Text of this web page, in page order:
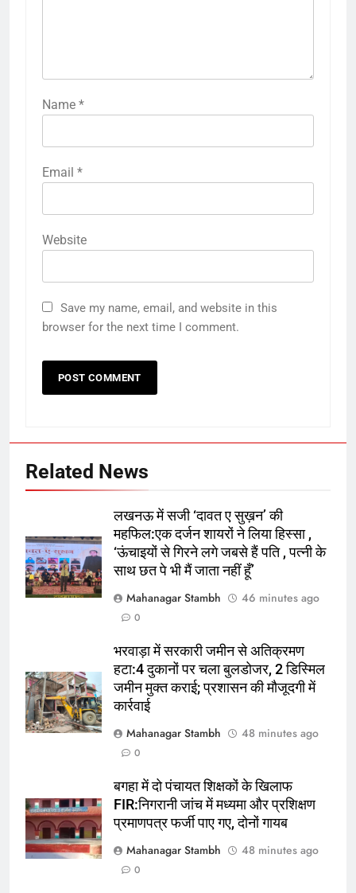
Name *
Email *
Website
Save my name, email, and website in this
browser for the next time I comment.
Related News
लखनऊ में सजी ‘दावत ए सुख़न’ की
महफिल:एक दर्जन शायरों ने लिया हिस्सा ,
‘ऊंचाइयों से गिरने लगे जबसे हैं पति , पत्नी के
साथ छत पे भी मैं जाता नहीं हूँ’
Mahanagar Stambh
46 minutes ago
0
भरवाड़ा में सरकारी जमीन से अतिक्रमण
हटा:4 दुकानों पर चला बुलडोजर, 2 डिस्मिल
जमीन मुक्त कराई; प्रशासन की मौजूदगी में
कार्रवाई
Mahanagar Stambh
48 minutes ago
0
बगहा में दो पंचायत शिक्षकों के खिलाफ
FIR:निगरानी जांच में मध्यमा और प्रशिक्षण
प्रमाणपत्र फर्जी पाए गए, दोनों गायब
Mahanagar Stambh
48 minutes ago
0
बिहिया ROB बंद, ग्रामीण सड़कों पर भारी
वाहनों का परिचालन:स्थानीय लोगों ने
आवागमन पर रोक लगाने की मांग की
पूर्व राज्य
मिला:लोगों ने पानी में उतराता हुआ देखा,
पुलिस पहचान में जुटी
पूर्व राज्य
7
9 अगस्त को सिमुलतला आवासीय विद्यालय
का 17वां स्थापना दिवस:सज-धज कर
बच्चों का हौसला
पूर्व राज्य
8
लापता:स्कूल जाने के लिए घर से निकले,